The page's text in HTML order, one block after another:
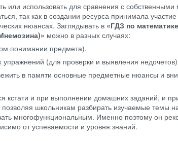
или использовать для сравнения с
так как в создании ресурса принимала
нюансах. Заглядывать в «ГДЗ по
можно в разных случаях:
понимании предмета).
(для проверки и выявления
в памяти основные предметные нюансы и
кстати и при выполнении домашних заданий, и
школьникам разбирать изучаемые темы
многофункциональным. Именно поэтому он
от успеваемости и уровня знаний.